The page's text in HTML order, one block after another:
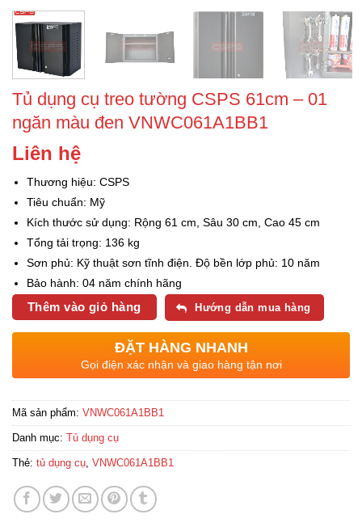
Tủ dụng cụ treo tường CSPS 61cm – 01
ngăn màu đen VNWC061A1BB1
Liên hệ
Thương hiệu: CSPS
Tiêu chuẩn: Mỹ
Kích thước sử dụng: Rộng 61 cm, Sâu 30 cm, Cao 45 cm
Tổng tải trọng: 136 kg
Sơn phủ: Kỹ thuật sơn tĩnh điện. Độ bền lớp phủ: 10 năm
Bảo hành: 04 năm chính hãng
Thêm vào giỏ hàng Hướng dẫn mua hàng
ĐẶT HÀNG NHANH
Gọi điện xác nhận và giao hàng tận nơi
Mã sản phẩm: VNWC061A1BB1
Danh mục: Tủ dụng cụ
Thẻ: tủ dụng cụ VNWC061A1BB1